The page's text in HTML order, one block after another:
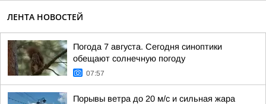
ЛЕНТА НОВОСТЕЙ
Погода 7 августа. Сегодня синоптики
обещают солнечную погоду
07:57
Порывы ветра до 20 м/с и сильная жара